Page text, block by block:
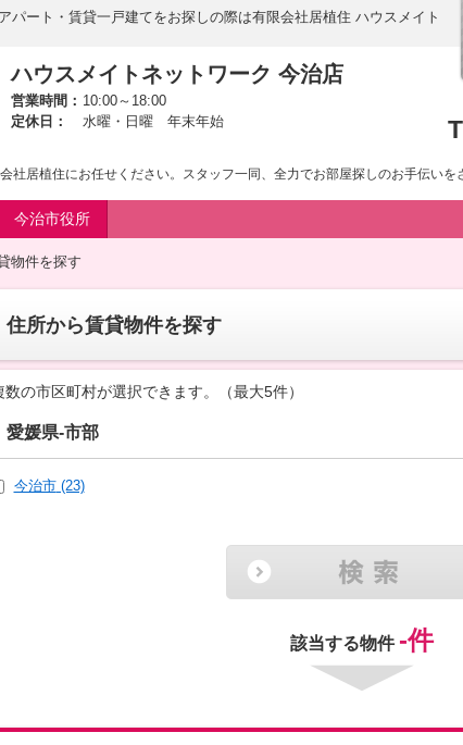
パート・賃貸一戸建てをお探しの際は有限会社居植住 ハウスメイト
ハウスメイトネットワーク 今治店
営業時間： 10:00～18:00
定休日：
水曜・日曜 年末年始
社居植住にお任せください。スタッフ一同、全力でお部屋探しのお手伝いを
今治市役所
物件を探す
住所から賃貸物件を探す
数の市区町村が選択できます。（最大5件）
愛媛県-市部
今治市(23)
該当する物件 -件